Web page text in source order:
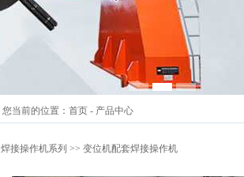
您当前的位置： 首页- 产品中心
焊接操作机系列 >> 变位机配套焊接操作机